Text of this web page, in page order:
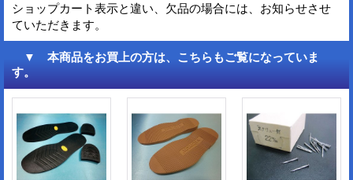
ショップカート表示と違い、欠品の場合には、お知らせさせ
ていただきます。
▼ 本商品をお買上の方は、こちらもご覧になっていま
す。